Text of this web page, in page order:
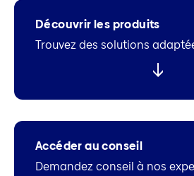
Découvrir les produits
Trouvez des solutions
Accéder au conseil
Demandez conseil à nos